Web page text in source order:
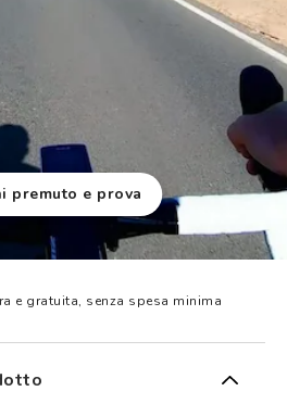
premuto e prova
e gratuita, senza spesa minima